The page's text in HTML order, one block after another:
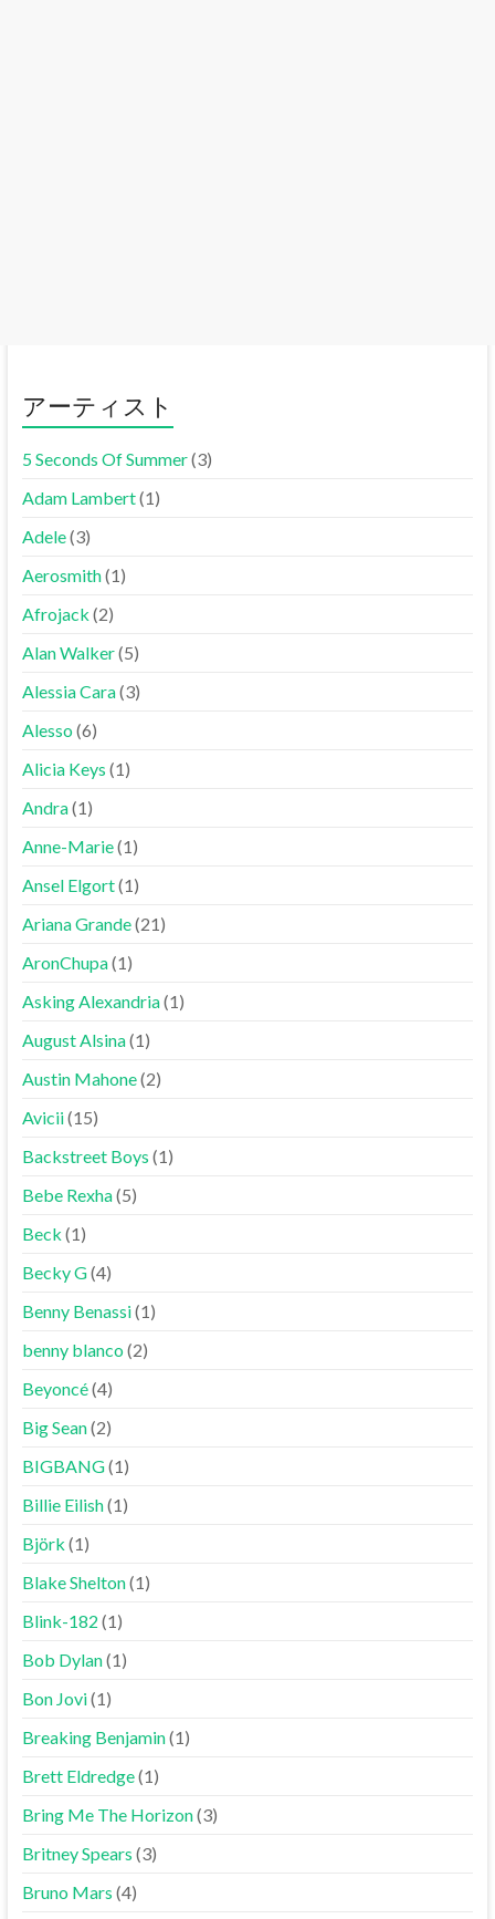
アーティスト
5 Seconds Of Summer(3)
Adam Lambert(1)
Adele(3)
Aerosmith(1)
Afrojack (2)
Alan Walker(5)
Alessia Cara(3)
Alesso(6)
Alicia Keys (1)
Andra(1)
Anne-Marie(1)
Ansel Elgort(1)
Ariana Grande(21)
AronChupa(1)
Asking Alexandria(1)
August Alsina(1)
Austin Mahone(2)
Avicii(15)
Backstreet Boys (1)
Bebe Rexha(5)
Beck (1)
Becky G(4)
Benny Benassi(1)
benny blanco(2)
Beyoncé(4)
Big Sean(2)
BIGBANG(1)
Billie Eilish(1)
Björk (1)
Blake Shelton(1)
Blink-182 (1)
Bob Dylan(1)
Bon Jovi(1)
Breaking Benjamin(1)
Brett Eldredge(1)
Bring Me The Horizon(3)
Britney Spears (3)
Bruno Mars (4)